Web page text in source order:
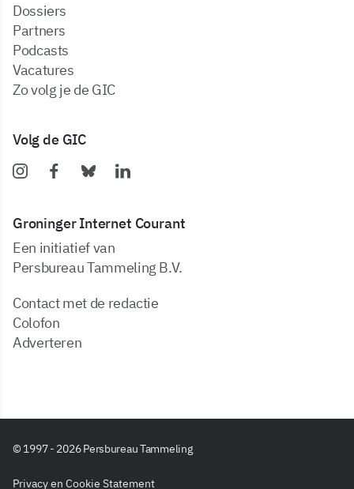
dossiers
partners
podcasts
vacatures
zo volg je de GIC
Volg de GIC
Groninger Internet Courant
Een initiatief van
Persbureau Tammeling B.V.
Contact met de redactie
Colofon
Adverteren
© 1997 - 2026 Persbureau Tammeling
Privacy en Cookie Statement